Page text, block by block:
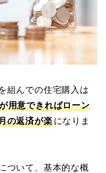
組んでの住宅購入は
用意できればローン
の返済が楽になりま
ついて、基本的な概